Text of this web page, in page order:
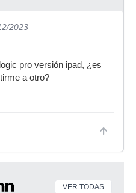
2023
pro versión ipad, ¿es
a otro?
VER TODAS